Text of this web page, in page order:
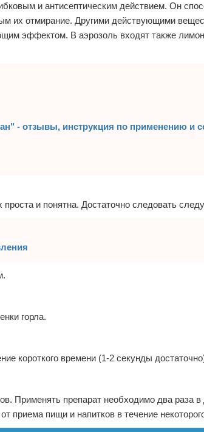
и антисептическим действием. Он
их отмирание. Другими действующими
эффектом. В аэрозоль входят также
- отзывы, инструкция по применению и
и понятна. Достаточно следовать
горла.
короткого времени (1-2 секунды
Применять препарат необходимо два раза
приема пищи и напитков в течение